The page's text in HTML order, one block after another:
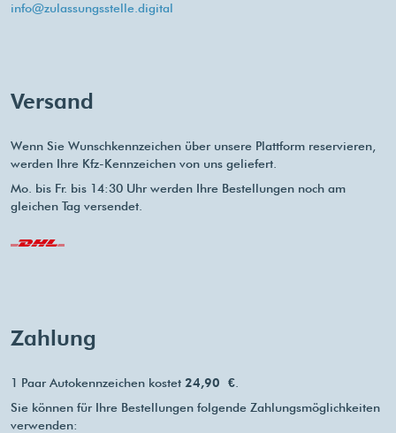
info@zulassungsstelle.digital
Versand
Wenn Sie Wunschkennzeichen über unsere Plattform reservieren,
werden Ihre Kfz-Kennzeichen von uns geliefert.
Mo. bis Fr. bis 14:30 Uhr werden Ihre Bestellungen noch am
gleichen Tag versendet.
Zahlung
1 Paar Autokennzeichen kostet 24,90 €
Sie können für Ihre Bestellungen folgende Zahlungsmöglichkeiten
verwenden: